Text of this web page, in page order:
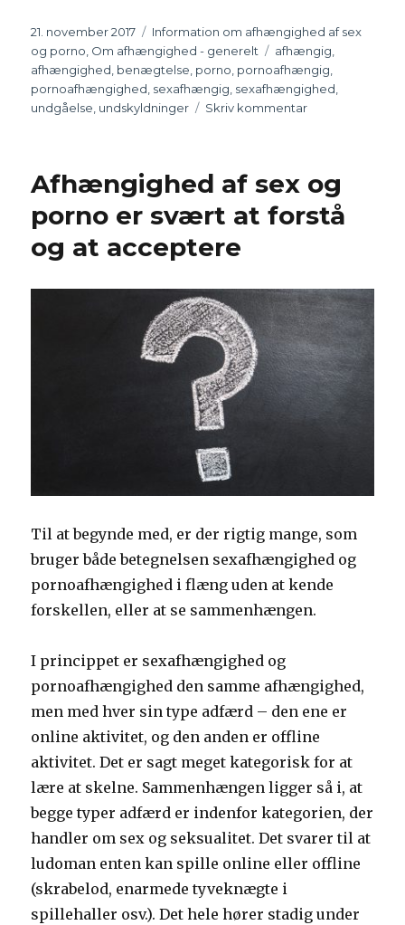
Udgivet
21. november 2017 Kategorier
Information om afhængighed af sex
og porno Om afhængighed - generelt Tags
afhængig
afhængighed benægtelse porno pornoafhængig
pornoafhængighed sexafhængig sexafhængighed
undgåelse undskyldninger Skriv kommentar
til
porno
Afhængighed af sex og
porno er svært at forstå
og at acceptere
Til at begynde med, er der rigtig mange, som
bruger både betegnelsen sexafhængighed og
pornoafhængighed i flæng uden at kende
forskellen, eller at se sammenhængen.
I princippet er sexafhængighed og
pornoafhængighed den samme afhængighed,
men med hver sin type adfærd – den ene er
online aktivitet, og den anden er offline
aktivitet. Det er sagt meget kategorisk for at
lære at skelne. Sammenhængen ligger så i, at
begge typer adfærd er indenfor kategorien, der
handler om sex og seksualitet. Det svarer til at
ludoman enten kan spille online eller offline
(skrabelod, enarmede tyveknægte i
spillehaller osv.). Det hele hører stadig under